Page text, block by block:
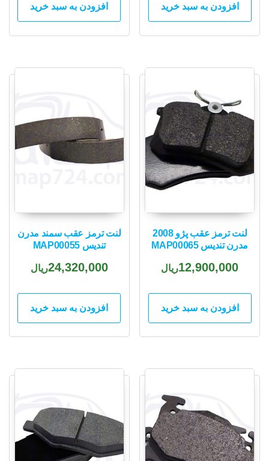
افزودن به سبد خرید افزودن به سبد خرید
لنت ترمز عقب پژو 2008
مدرن تندیس MAP00065
12,900,000ریال
افزودن به سبد خرید
لنت ترمز عقب سمند مدرن
تندیس MAP00055
24,320,000ریال
افزودن به سبد خرید